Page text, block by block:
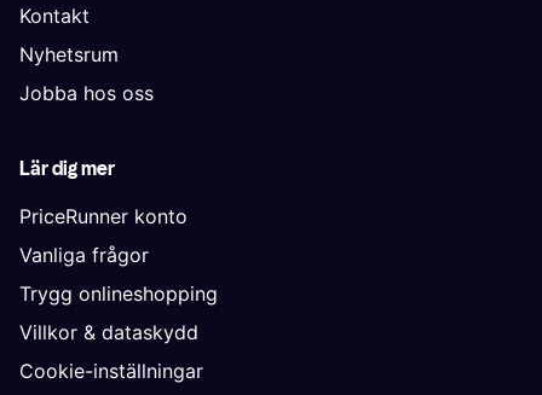
Kontakt
Nyhetsrum
Jobba hos oss
Lär dig mer
PriceRunner konto
Vanliga frågor
Trygg onlineshopping
Villkor & dataskydd
Cookie-inställningar